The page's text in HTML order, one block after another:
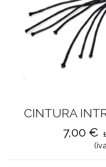
CINTURA
7,00 €